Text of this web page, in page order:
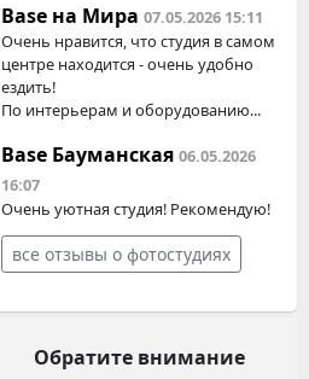
Base на Мира 07.05.2026 15:11
Очень нравится, что студия в самом
центре находится - очень удобно
ездить!
По интерьерам и оборудованию...
Base Бауманская 06.05.2026
16:07
Очень уютная студия! Рекомендую!
все отзывы о фотостудиях
Обратите внимание